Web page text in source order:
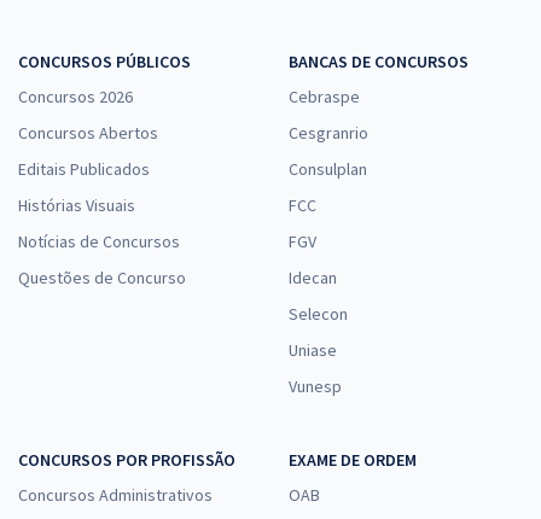
CONCURSOS PÚBLICOS
Concursos 2026
Concursos Abertos
Editais Publicados
Histórias Visuais
Notícias de Concursos
Questões de Concurso
BANCAS DE CONCURSOS
Cebraspe
Cesgranrio
Consulplan
FCC
FGV
Idecan
Selecon
Uniase
Vunesp
CONCURSOS POR PROFISSÃO
Concursos Administrativos
EXAME DE ORDEM
OAB